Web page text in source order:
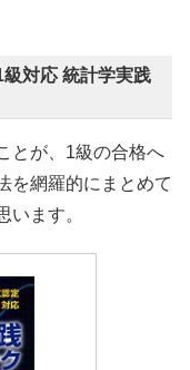
対応 統計学実践
とが、1級の合格へ
を網羅的にまとめて
います。